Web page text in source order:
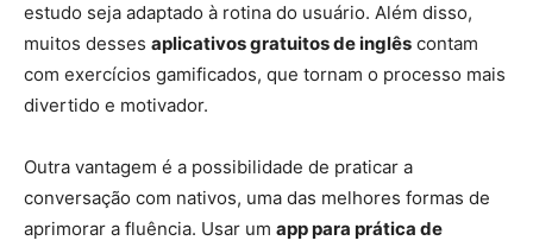
estudo seja adaptado à rotina do usuário. Além disso,
muitos desses aplicativos gratuitos de inglês contam
com exercícios gamificados, que tornam o processo mais
divertido e motivador.
Outra vantagem é a possibilidade de praticar a
conversação com nativos, uma das melhores formas de
aprimorar a fluência. Usar um app para prática de